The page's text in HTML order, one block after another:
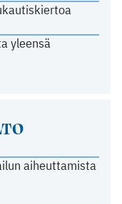
yleensä
aiheuttamista